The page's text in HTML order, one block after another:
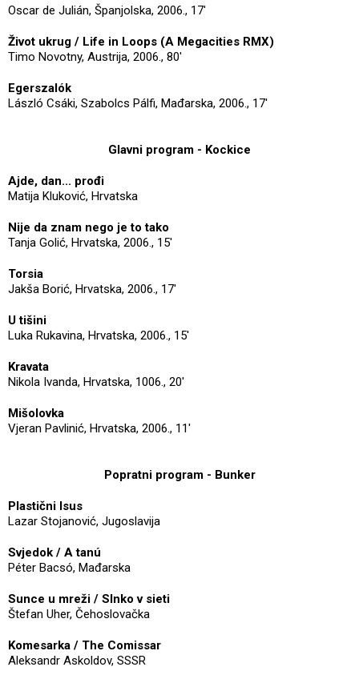
Oscar de Julián, Španjolska, 2006., 17'
Život ukrug / Life in Loops (A Megacities RMX)
Timo Novotny, Austrija, 2006., 80'
Egerszalók
László Csáki, Szabolcs Pálfi, Mađarska, 2006., 17'
Glavni program - Kockice
Ajde, dan... prođi
Matija Kluković, Hrvatska
Nije da znam nego je to tako
Tanja Golić, Hrvatska, 2006., 15'
Torsia
Jakša Borić, Hrvatska, 2006., 17'
U tišini
Luka Rukavina, Hrvatska, 2006., 15'
Kravata
Nikola Ivanda, Hrvatska, 1006., 20'
Mišolovka
Vjeran Pavlinić, Hrvatska, 2006., 11'
Popratni program - Bunker
Plastični Isus
Lazar Stojanović, Jugoslavija
Svjedok / A tanú
Péter Bacsó, Mađarska
Sunce u mreži / Slnko v sieti
Štefan Uher, Čehoslovačka
Komesarka / The Comissar
Aleksandr Askoldov, SSSR